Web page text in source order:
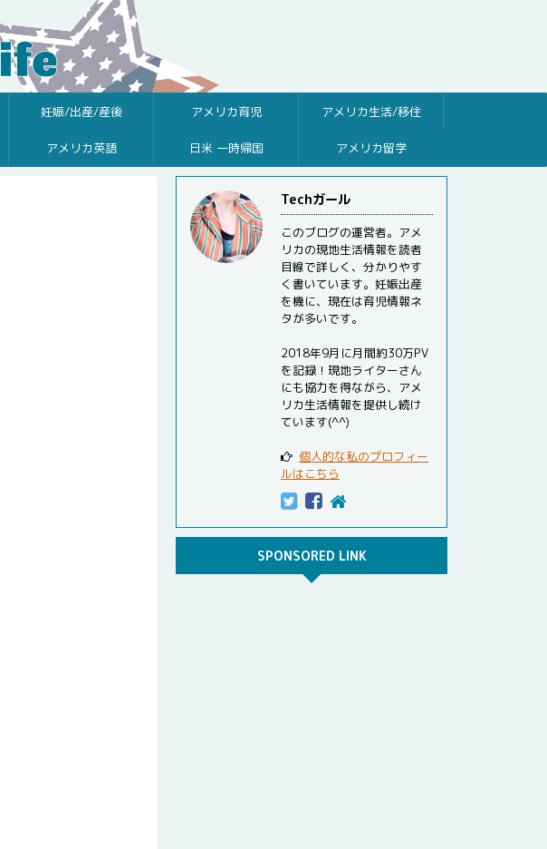
妊娠/出産/産後 アメリカ育児 アメリカ生活/移住
アメリカ英語 日米 一時帰国 アメリカ留学
Techガール
このブログの運営者。アメ
リカの現地生活情報を読者
目線で詳しく、分かりやす
く書いています。妊娠出産
を機に、現在は育児情報ネ
タが多いです。
2018年9月に月間約30万PV
を記録！現地ライターさん
にも協力を得ながら、アメ
リカ生活情報を提供し続け
ています(^^)
個人的な私のプロフィー
ルはこちら
SPONSORED LINK